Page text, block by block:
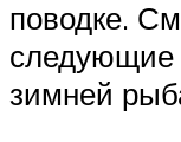
поводке.
следующие
зимней